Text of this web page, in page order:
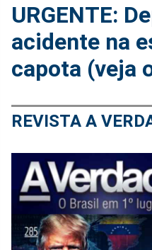
URGENTE:
acidente na
capota (veja
REVISTA A